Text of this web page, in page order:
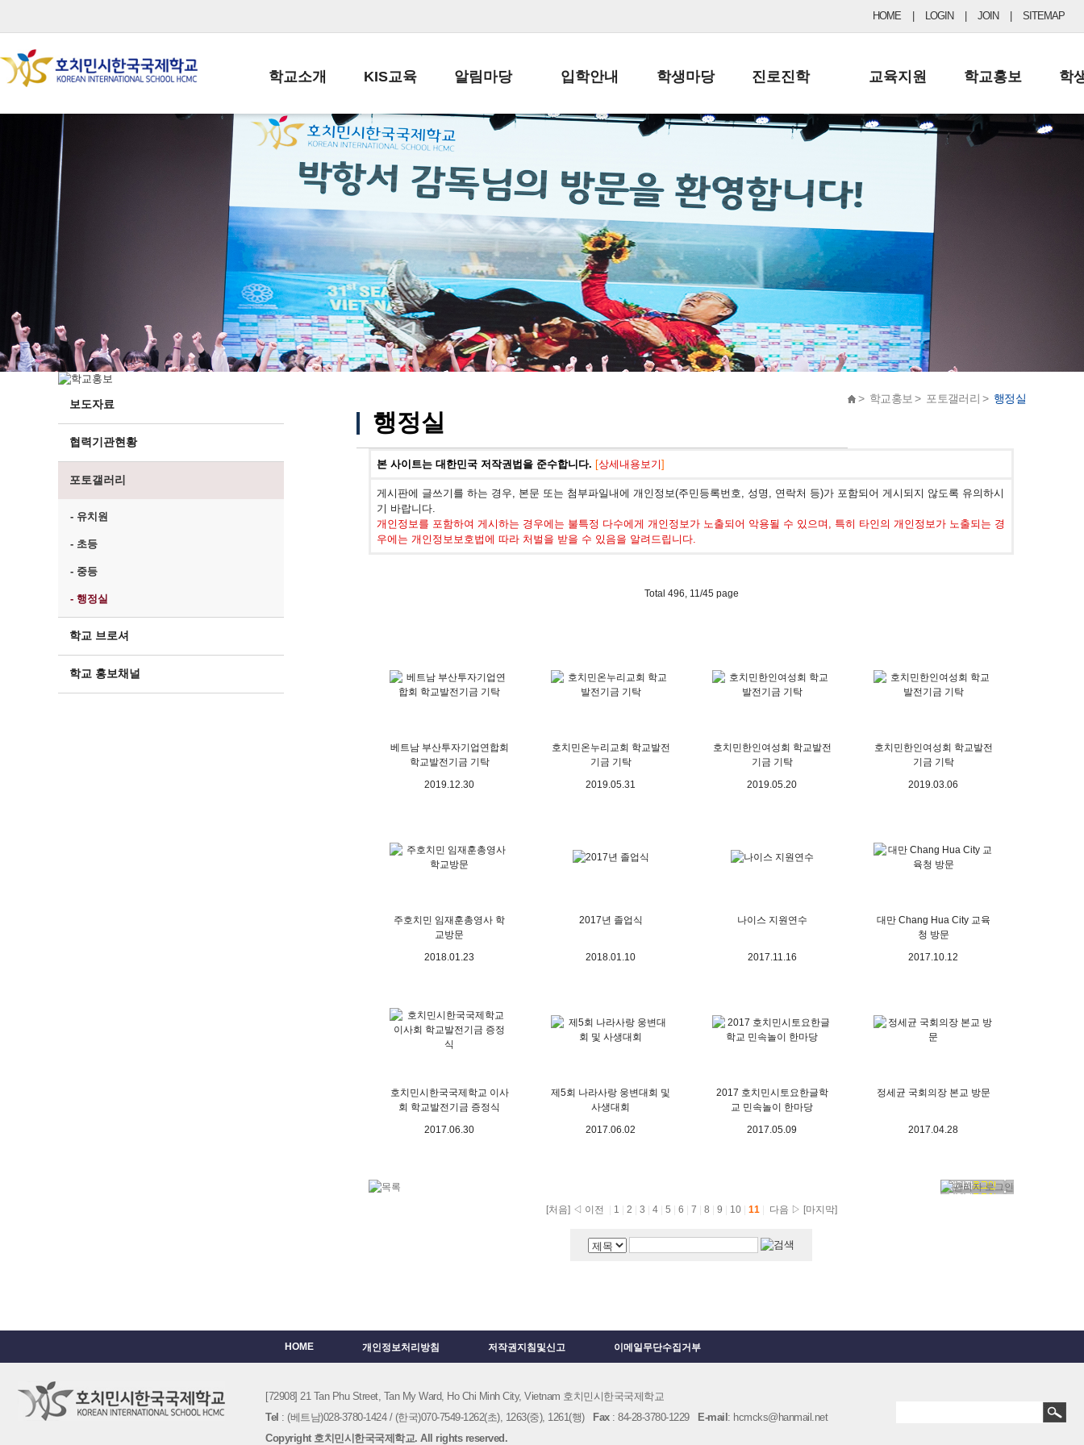
HOME LOGIN JOIN SITEMAP
학교소개
학교장인사말
학교상징
학교연혁
교직원현황
학생현황
위치/전화
전경사진
KIS교육
교육목표
학사일정
일과시간표
성과평가자료
알림마당
공지사항
납부금 안내
스쿨버스 운행 안내
급식안내
서식자료실
학부모방
정기고사 기출문제
입학안내
전-편입 서류양식
입학금/수업료
교복구입안내
학생마당
학생생활규정
학교신문
자율진로동아리
유초등 소식지
진로진학
공지사항 및 입시자료
드림레터
교육지원
행정실
학교운영위원회
학교건축기금
학교홍보
보도자료
학
보도자료
협력기관현황
포토갤러리
- 유치원
- 초등
- 중등
- 행정실
학교 브로셔
학교 홍보채널
> 학교홍보 > 포토갤러리 > 행정실
행정실
본 사이트는 대한민국 저작권법을 준수합니다. [상세내용보기]
게시판에 글쓰기를 하는 경우, 본문 또는 첨부파일내에 개인정보(주민등록번호, 성명, 연락처 등)가 포함되어 게시되지 않도록 유의하시
기 바랍니다.
개인정보를 포함하여 게시하는 경우에는 불특정 다수에게 개인정보가 노출되어 악용될 수 있으며, 특히 타인의 개인정보가 노출되는 경
우에는 개인정보보호법에 따라 처벌을 받을 수 있음을 알려드립니다.
Total 496, 11/45 page
베트남 부산투자기업연합회
학교발전기금 기탁
2019.12.30
호치민온누리교회 학교발전
기금 기탁
2019.05.31
호치민한인여성회 학교발전
기금 기탁
2019.05.20
호치민한인여성회 학교발전
기금 기탁
2019.03.06
주호치민 임재훈총영사 학
교방문
2018.01.23
2017년 졸업식
2018.01.10
나이스 지원연수
2017.11.16
대만 Chang Hua City 교육
청 방문
2017.10.12
호치민시한국국제학교 이사
회 학교발전기금 증정식
2017.06.30
제5회 나라사랑 웅변대회 및
사생대회
2017.06.02
2017 호치민시토요한글학
교 민속놀이 한마당
2017.05.09
정세균 국회의장 본교 방문
2017.04.28
[처음] ◁ 이전 1 2 3 4 5 6 7 8 9 10 11 다음 ▷ [마지막]
HOME 개인정보처리방침 저작권지침및신고 이메일무단수집거부
[72908] 21 Tan Phu Street, Tan My Ward, Ho Chi Minh City, Vietnam 호치민시한국국제학교
Tel : (베트남)028-3780-1424 / (한국)070-7549-1262(초), 1263(중), 1261(행) Fax: 84-28-3780-1229 E-mail : hcmcks@hanmail.net
Copyright 호치민시한국국제학교. All rights reserved.